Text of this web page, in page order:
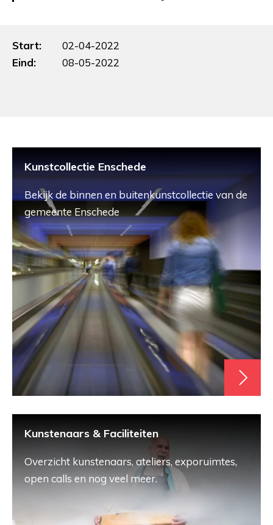
Start:
02-04-2022
Eind:
08-05-2022
Kunstcollectie Enschede
Bekijk de binnen en buitenkunstcollectie van de
gemeente Enschede
Kunstenaars & Faciliteiten
Overzicht kunstenaars, ateliers, exporuimtes,
open calls en nog veel meer.